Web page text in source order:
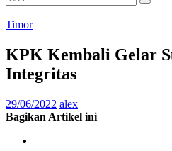
Timor
KPK Kembali Gelar
Integritas
29/06/2022 alex
Bagikan Artikel ini